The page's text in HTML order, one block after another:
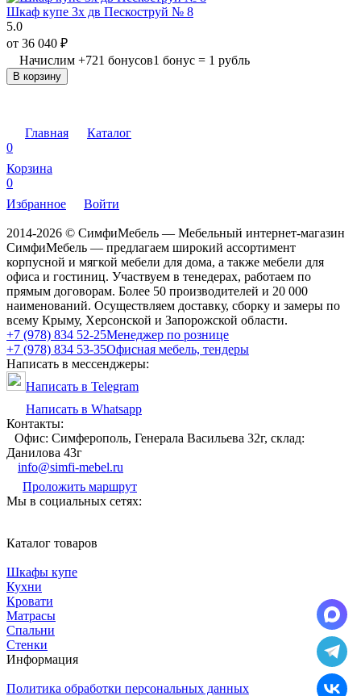
Шкаф купе 3х дв Пескоструй № 8
5.0
от 36 040 ₽
Начислим +721 бонусов1 бонус = 1 рубль
В корзину
Главная
Каталог
0
Корзина
0
Избранное
Войти
2014-2026 © СимфиМебель — Мебельный интернет-магазин
СимфиМебель — предлагаем широкий ассортимент
корпусной и мягкой мебели для дома, а также мебели для
офиса и гостиниц. Участвуем в тенедерах, работаем по
прямым договорам. Более 50 производителей и 20 000
наименований. Осуществляем доставку, сборку и замеры по
всему Крыму, Херсонской и Запорожской области.
+7 (978) 834 52-25Менеджер по рознице
+7 (978) 834 53-35Офисная мебель, тендеры
Написать в мессенджеры:
Написать в Telegram
Написать в Whatsapp
Контакты:
Офис: Симферополь, Генерала Васильева 32г, склад:
Данилова 43г
info@simfi-mebel.ru
Проложить маршрут
Мы в социальных сетях:
Каталог товаров
Шкафы купе
Кухни
Кровати
Матрасы
Cпальни
Стенки
Информация
Политика обработки персональных данных